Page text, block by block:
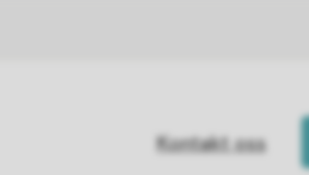
Kontakt oss